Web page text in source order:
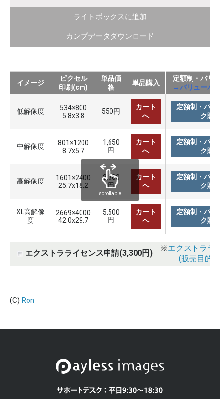
ライトボックスに追加
カンプデータダウンロード
イメージ
ピクセル
印刷(cm)
単品価
格
単品購入
定額制・バリ
→バリューパ
低解像度
534×800
5.8x3.8
550円
カート
へ
定額制・バリ
ク購
中解像度
801×1200
8.7x5.7
1,650
円
カート
へ
定額制・バリ
ク購
高解像度
1601×2400
25.7x18.2
3,300
円
カート
へ
定額制・バリ
ク購
XL高解像
度
2669×4000
42.0x29.7
5,500
円
カート
へ
定額制・バリ
ク購
エクストラライセンス申請(3,300円)
※エクストララ
(販売目的
scrollable
(C) Ron